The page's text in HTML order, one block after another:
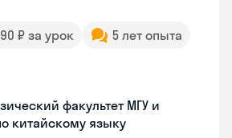
₽ за урок 5 лет опыта
факультет МГУ и
китайскому языку